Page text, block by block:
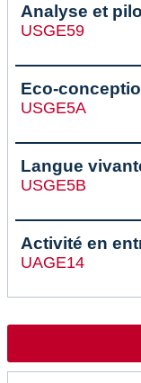
Analyse et
USGE59
Eco-
USGE5A
Langue
USGE5B
Activité en
UAGE14